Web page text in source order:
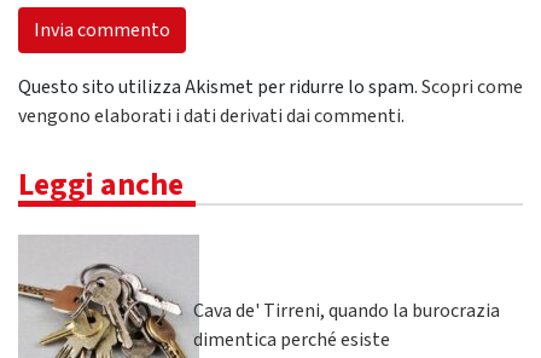
Questo sito utilizza Akismet per ridurre lo spam.Scopri come
vengono elaborati i dati derivati dai commenti.
Leggi anche
Cava de' Tirreni, quando la burocrazia
dimentica perché esiste